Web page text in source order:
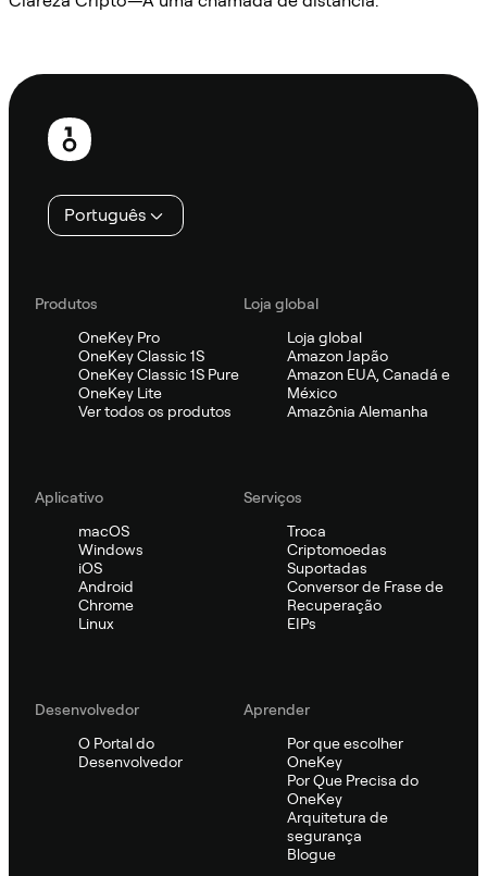
Rodapé
Português
Produtos
OneKey Pro
OneKey Classic 1S
OneKey Classic 1S Pure
OneKey Lite
Ver todos os produtos
Loja global
Loja global
Amazon Japão
Amazon EUA, Canadá e
México
Amazônia Alemanha
Aplicativo
macOS
Windows
iOS
Android
Chrome
Linux
Serviços
Troca
Criptomoedas
Suportadas
Conversor de Frase de
Recuperação
EIPs
Desenvolvedor
O Portal do
Desenvolvedor
Aprender
Por que escolher
OneKey
Por Que Precisa do
OneKey
Arquitetura de
segurança
Blogue